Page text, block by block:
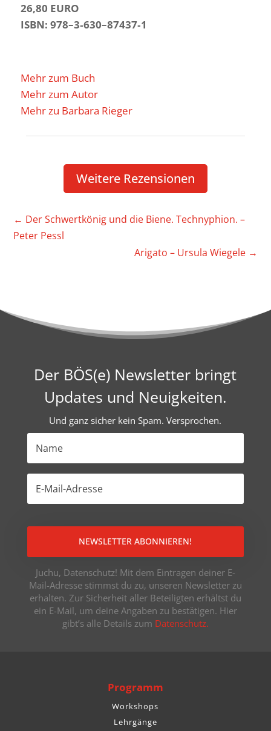
26,80 EURO
ISBN: 978–3‑630–87437‑1
Mehr zum Buch
Mehr zum Autor
Mehr zu Barbara Rieger
Weitere Rezen­sionen
← Der Schwert­könig und die Biene. Tech­ny­phion. –
Peter Pessl
Arigato – Ursula Wiegele→
Der BÖS(e) Newsletter bringt
Updates und Neuigkeiten.
Und ganz sicher kein Spam. Versprochen.
NEWSLETTER ABONNIEREN!
Juchu, Datenschutz! Mit dem Eintragen deiner E-
Mail-Adresse stimmst du zu, unseren Newsletter zu
erhalten. Zur Sicherheit aller Beteiligten erhältst du
ein E-Mail, um deine Angaben zu bestätigen. Hier
gibt’s alle Details zum Datenschutz.
Programm
Workshops
Lehrgänge